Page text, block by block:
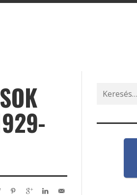
Search
for: